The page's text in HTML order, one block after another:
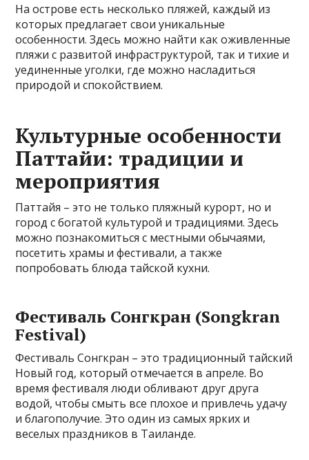
На острове есть несколько пляжей, каждый из
которых предлагает свои уникальные
особенности. Здесь можно найти как оживленные
пляжи с развитой инфраструктурой, так и тихие и
уединенные уголки, где можно насладиться
природой и спокойствием.
Культурные особенности
Паттайи: традиции и
мероприятия
Паттайя – это не только пляжный курорт, но и
город с богатой культурой и традициями. Здесь
можно познакомиться с местными обычаями,
посетить храмы и фестивали, а также
попробовать блюда тайской кухни.
Фестиваль Сонгкран (Songkran
Festival)
Фестиваль Сонгкран – это традиционный тайский
Новый год, который отмечается в апреле. Во
время фестиваля люди обливают друг друга
водой, чтобы смыть все плохое и привлечь удачу
и благополучие. Это один из самых ярких и
веселых праздников в Таиланде.